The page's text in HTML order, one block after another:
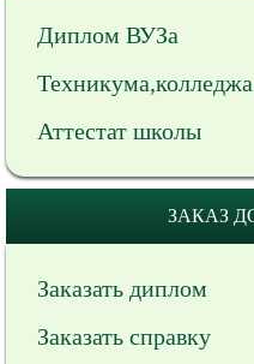
Диплом ВУЗа
Техникума,колледжа
Аттестат школы
ЗАКАЗ
Заказать диплом
Заказать справку